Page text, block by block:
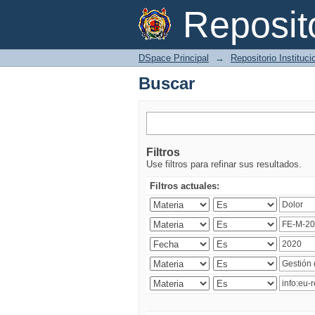
Buscar
DSpace Principal → Repositorio
Buscar
Filtros
Use filtros para refinar sus resultados.
Filtros actuales: